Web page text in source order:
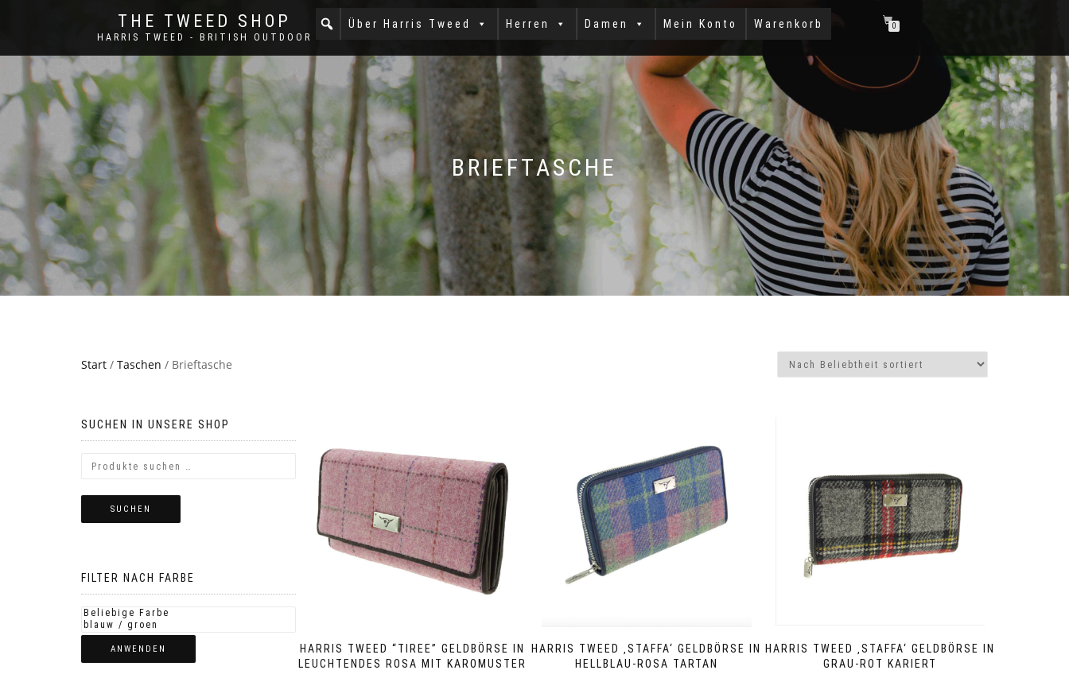
THE TWEED SHOP
HARRIS TWEED - BRITISH OUTDOOR
Über Harris Tweed Herren Damen Mein Konto Warenkorb 0
BRIEFTASCHE
Start / Taschen / Brieftasche
HARRIS TWEED “TIREE” GELDBÖRSE IN
LEUCHTENDES ROSA MIT KAROMUSTER
HARRIS TWEED ‚STAFFA‘ GELDBÖRSE IN
HELLBLAU-ROSA TARTAN
HARRIS TWEED ‚STAFFA‘ GELDBÖRSE IN
GRAU-ROT KARIERT
SUCHEN IN UNSERE SHOP
SUCHEN
FILTER NACH FARBE
ANWENDEN